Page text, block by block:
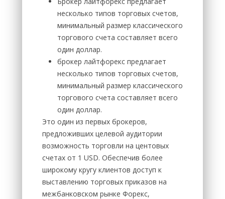
несколько типов торговых счетов,
минимальный размер классического
торгового счета составляет всего
один доллар.
брокер лайтфорекс предлагает
несколько типов торговых счетов,
минимальный размер классического
торгового счета составляет всего
один доллар.
Это один из первых брокеров,
предложивших целевой аудитории
возможность торговли на центовых
счетах от 1 USD. Обеспечив более
широкому кругу клиентов доступ к
выставлению торговых приказов на
межбанковском рынке Форекс,